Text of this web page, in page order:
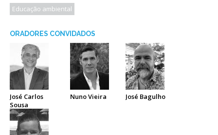
Educação ambiental
ORADORES CONVIDADOS
José Carlos
Sousa
Nuno Vieira José Bagulho